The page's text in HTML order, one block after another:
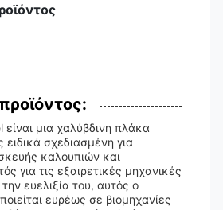
μια χαλύβδινη πλάκα
σχεδιασμένη για
καλουπιών και
για τις εξαιρετικές μηχανικές
την ευελιξία του, αυτός ο
ευρέως σε βιομηχανίες